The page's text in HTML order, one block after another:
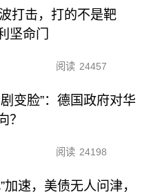
打击，打的不是靶
坚命门
阅读 24457
变脸”：德国政府对华
？
阅读 24198
加速，美债无人问津，